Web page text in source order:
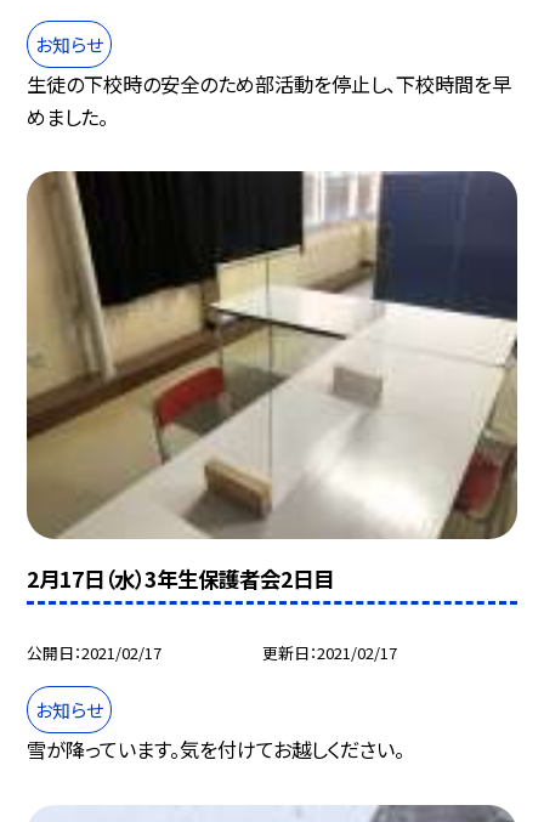
お知らせ
生徒の下校時の安全のため部活動を停止し、下校時間を早
めました。
2月17日（水）3年生保護者会2日目
公開日 2021/02/17 更新日 2021/02/17
お知らせ
雪が降っています。気を付けてお越しください。